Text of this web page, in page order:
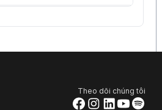
CT Liên Kết 36.0%
30.0%
Theo dõi chúng tôi